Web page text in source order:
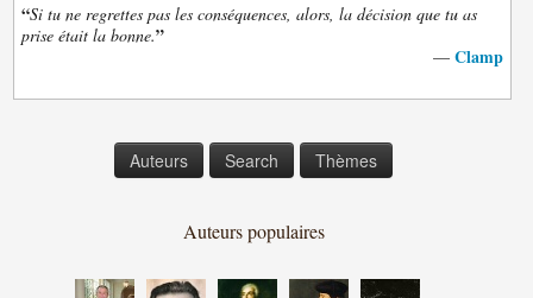
“Si tu ne regrettes pas les conséquences, alors, la décision que tu as
prise était la bonne.”
— Clamp
Auteurs Search Thèmes
Auteurs populaires